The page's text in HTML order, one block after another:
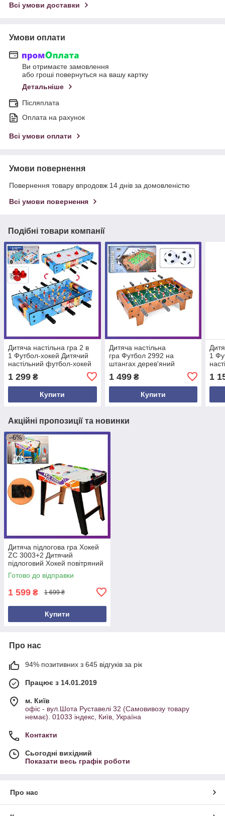
Всі умови доставки
Умови оплати
Ви отримаєте замовлення
або гроші повернуться на вашу картку
Детальніше
Післяплата
Оплата на рахунок
Всі умови оплати
Умови повернення
Повернення товару впродовж 14 днів за домовленістю
Всі умови повернення
Подібні товари компанії
Дитяча настільна гра 2 в
1 Футбол-хокей Дитячий
настільний футбол-хокей
1 299 ₴
Купити
Дитяча настільна
гра Футбол 2992 на
штангах дерев'яний
1 499₴
Купити
1
1
Акційні пропозиції та новинки
–6%
Дитяча підлогова гра Хокей
ZC 3003+2 Дитячий
підлоговий Хокей повітряний
аеро-хокей
Готово до відправки
1 599 ₴ 1 699 ₴
Купити
Про нас
94% позитивних з 645 відгуків за рік
Працює з 14.01.2019
м. Київ
офіс - вул.Шота Руставелі 32 (Самовивозу товару
немає). 01033 індекс, Київ, Україна
Контакти
Сьогодні вихідний
Показати весь графік роботи
Про нас